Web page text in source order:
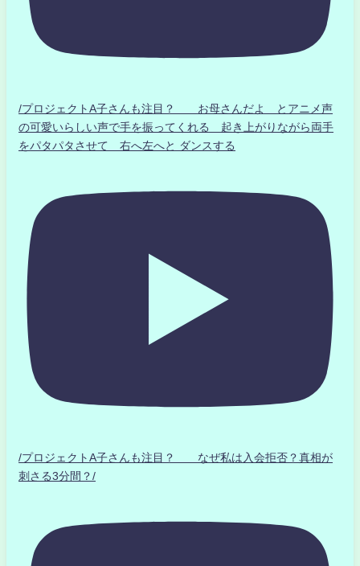
/プロジェクトA子さんも注目？ お母さんだよ とアニメ声
の可愛いらしい声で手を振ってくれる 起き上がりながら両手
をパタパタさせて 右へ左へと ダンスする
/プロジェクトA子さんも注目？ なぜ私は入会拒否？真相が
刺さる3分間？/